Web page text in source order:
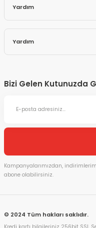
Yardım
Yardım
Bizi Gelen Kutunuzda
Kampanyalarımızdan,
abone olabilirsiniz.
© 2024 Tüm hakları saklıdır.